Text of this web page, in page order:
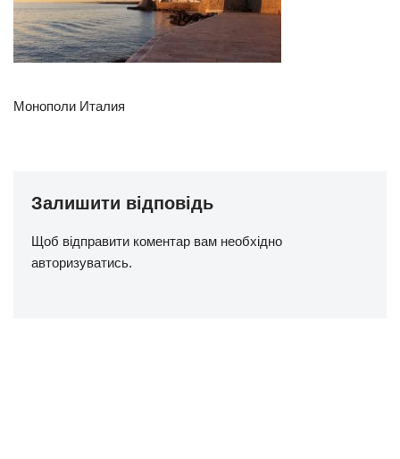
Монополи Италия
Залишити відповідь
Щоб відправити коментар вам необхідно
авторизуватись.